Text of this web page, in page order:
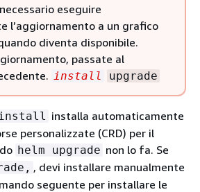
eseguire
l’aggiornamento a un grafico
diventa disponibile.
passate al
install upgrade
install
installa automaticamente
personalizzate (CRD) per il
helm upgrade non lo fa. Se
, devi installare manualmente
seguente per installare le